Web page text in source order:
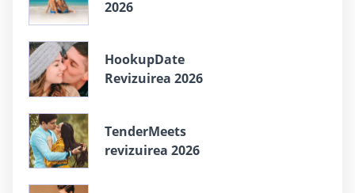
2026
HookupDate
Revizuirea 2026
TenderMeets
revizuirea 2026